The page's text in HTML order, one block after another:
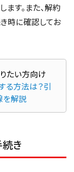
す。また、解約
時に確認してお
る方法は？引
を解説
き